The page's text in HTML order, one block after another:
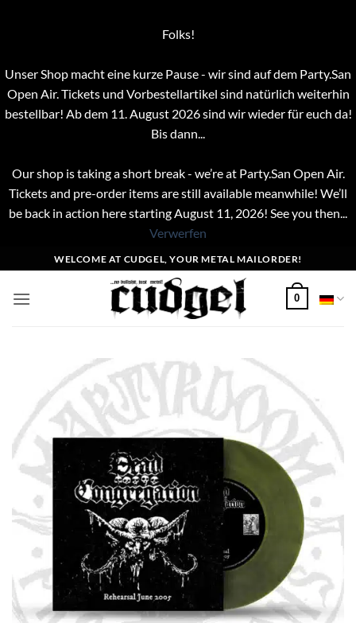
Folks!
Unser Shop macht eine kurze Pause - wir sind auf dem Party.San
Open Air. Tickets und Vorbestellartikel sind natürlich weiterhin
bestellbar! Ab dem 11. August 2026 sind wir wieder für euch da!
Bis dann...
Our shop is taking a short break - we’re at Party.San Open Air.
Tickets and pre-order items are still available meanwhile! We’ll
be back in action here starting August 11, 2026! See you then...
Verwerfen
Inhalt
springen
WELCOME AT CUDGEL, YOUR METAL MAILORDER!
0